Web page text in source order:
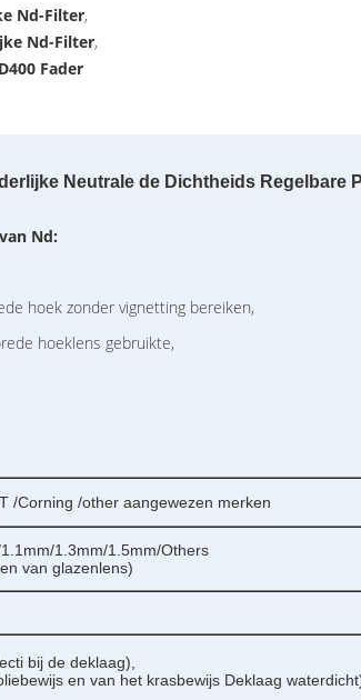
Nd-Filter,
Nd-Filter,
Fader
Neutrale de Dichtheids Regelbare
Nd:
hoek zonder vignetting bereiken,
hoeklens gebruikte,
/Corning /other aangewezen merken
1.3mm/1.5mm/Others
van glazenlens)
bij de deklaag),
en van het krasbewijs Deklaag